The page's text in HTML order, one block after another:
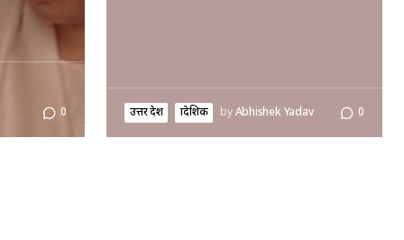
0 उत्तर प्रदेश प्रादेशिक byAbhishek Yadav 0